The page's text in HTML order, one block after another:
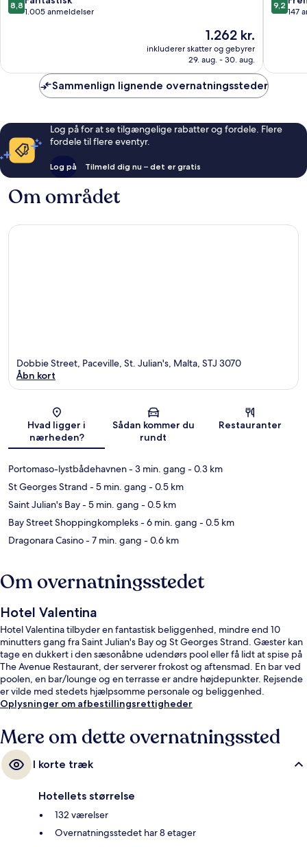
Julian's
ud
anmeldelser
8,8
1.005 anmeldelser
Prisen
1.262 kr.
1.262 kr.
inkluderer skatter og gebyrer
29. aug. - 30. aug.
ud
9,2
147
Sammenlign lignende overnatningssteder
Log på for at se tilgængelige rabatter og fordele. Flere
fordele til flere eventyr.
Log på Tilmeld dig nu – det er gratis
Om området
Kort
Dobbie Street, Paceville, St. Julian's, Malta, STJ 3070
Åbn kort
Hvad ligger i
nærheden?
Sådan kommer du
rundt
Restauranter
Portomaso-lystbådehavnen- 3 min. gang - 0.3 km
St Georges Strand - 5 min. gang - 0.5 km
Saint Julian's Bay- 5 min. gang - 0.5 km
Bay Street Shoppingkompleks- 6 min. gang - 0.5 km
Dragonara Casino- 7 min. gang - 0.6 km
Om overnatningsstedet
Hotel Valentina
Hotel Valentina tilbyder en fantastisk beliggenhed, mindre end 10
minutters gang fra Saint Julian's Bay og St Georges Strand. Gæster kan
tage en dukkert i den sæsonåbne udendørs pool eller få lidt at spise på
The Avenue Restaurant, der serverer frokost og aftensmad. En bar ved
poolen, en bar/lounge og en terrasse er andre højdepunkter. Rejsende
er vilde med stedets hjælpsomme personale og beliggenhed.
Oplysninger om afbestillingsrettigheder
Mere om dette overnatningssted
I korte træk
Hotellets størrelse
132 værelser
Overnatningsstedet har 8 etager